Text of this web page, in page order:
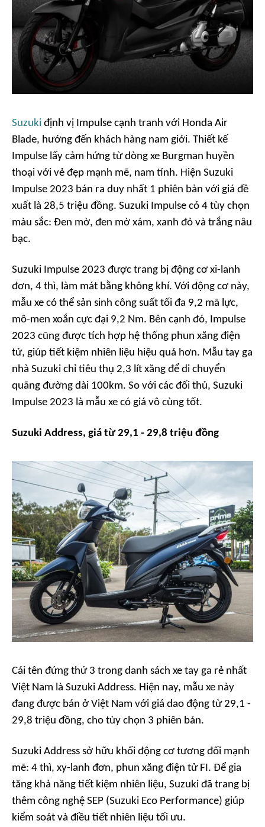
Suzuki định vị Impulse cạnh tranh với Honda Air
Blade, hướng đến khách hàng nam giới. Thiết kế
Impulse lấy cảm hứng từ dòng xe Burgman huyền
thoại với vẻ đẹp mạnh mẽ, nam tính. Hiện Suzuki
Impulse 2023 bán ra duy nhất 1 phiên bản với giá đề
xuất là 28,5 triệu đồng. Suzuki Impulse có 4 tùy chọn
màu sắc: Đen mờ, đen mờ xám, xanh đỏ và trắng nâu
bạc.
Suzuki Impulse 2023 được trang bị động cơ xi-lanh
đơn, 4 thì, làm mát bằng không khí. Với động cơ này,
mẫu xe có thể sản sinh công suất tối đa 9,2 mã lực,
mô-men xoắn cực đại 9,2 Nm. Bên cạnh đó, Impulse
2023 cũng được tích hợp hệ thống phun xăng điện
tử, giúp tiết kiệm nhiên liệu hiệu quả hơn. Mẫu tay ga
nhà Suzuki chỉ tiêu thụ 2,3 lít xăng để di chuyển
quãng đường dài 100km. So với các đối thủ, Suzuki
Impulse 2023 là mẫu xe có giá vô cùng tốt.
Suzuki Address, giá từ 29,1 - 29,8 triệu đồng
Cái tên đứng thứ 3 trong danh sách xe tay ga rẻ nhất
Việt Nam là Suzuki Address. Hiện nay, mẫu xe này
đang được bán ở Việt Nam với giá dao động từ 29,1 -
29,8 triệu đồng, cho tùy chọn 3 phiên bản.
Suzuki Address sở hữu khối động cơ tương đối mạnh
mẽ: 4 thì, xy-lanh đơn, phun xăng điện tử FI. Để gia
tăng khả năng tiết kiệm nhiên liệu, Suzuki đã trang bị
thêm công nghệ SEP (Suzuki Eco Performance) giúp
kiểm soát và điều tiết nhiên liệu tối ưu.